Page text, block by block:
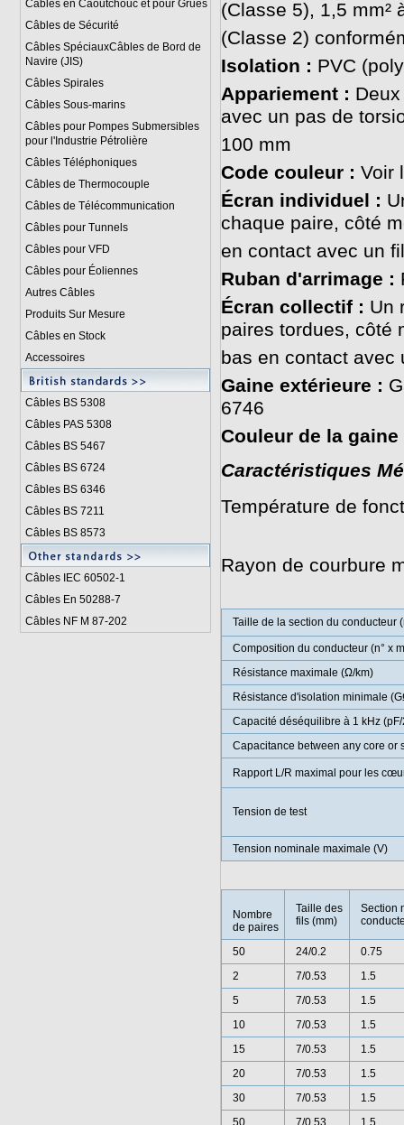
Câbles en Caoutchouc et pour Grues
Câbles de Sécurité
Câbles SpéciauxCâbles de Bord de
Navire (JIS)
Câbles Spirales
Câbles Sous-marins
Câbles pour Pompes Submersibles
pour l'Industrie Pétrolière
Câbles Téléphoniques
Câbles de Thermocouple
Câbles de Télécommunication
Câbles pour Tunnels
Câbles pour VFD
Câbles pour Éoliennes
Autres Câbles
Produits Sur Mesure
Câbles en Stock
Accessoires
Câbles BS 5308
Câbles PAS 5308
Câbles BS 5467
Câbles BS 6724
Câbles BS 6346
Câbles BS 7211
Câbles BS 8573
Câbles IEC 60502-1
Câbles En 50288-7
Câbles NF M 87-202
(Classe 5), 1,5 mm²
(Classe 2)
Isolation : PVC
Appariement :
avec un pas de
100 mm
Code couleur : Voir
Écran individuel :
chaque paire, côté
en contact avec un
Ruban d'arrimage :
Écran collectif : Un
paires tordues, côté
bas en contact avec
Gaine extérieure :
6746
Couleur de la gaine
Caractéristiques
Température de
Rayon de courbure
Taille de la section du conducteur
Composition du conducteur (n° x
Résistance maximale (Ω/km)
Résistance d'isolation minimale
Capacité déséquilibre à 1 kHz
Capacitance between any core or
Rapport L/R maximal pour les
Tension de test
Tension nominale maximale (V)
Nombre
de paires
Taille des
fils (mm)
Section
50 24/0.2
0.75
2
7/0.53
1.5
5
7/0.53
1.5
10
7/0.53
1.5
15
7/0.53
1.5
20
7/0.53
1.5
30
7/0.53
1.5
50
7/0.53 1.5